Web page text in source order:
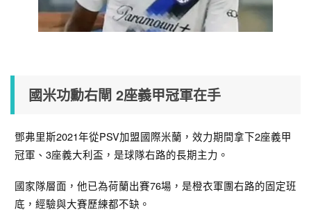
國米功勳右閘 2座義甲冠軍在手
鄧弗里斯2021年從PSV加盟國際米蘭，效力期間拿下2座義甲
冠軍、3座義大利盃，是球隊右路的長期主力。
國家隊層面，他已為荷蘭出賽76場，是橙衣軍團右路的固定班
底，經驗與大賽歷練都不缺。